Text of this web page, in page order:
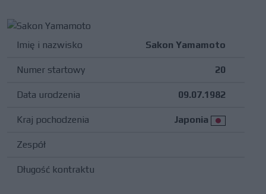
Imię i nazwisko Sakon Yamamoto
Numer startowy 20
Data urodzenia 09.07.1982
Kraj pochodzenia Japonia
Zespół
Długość kontraktu